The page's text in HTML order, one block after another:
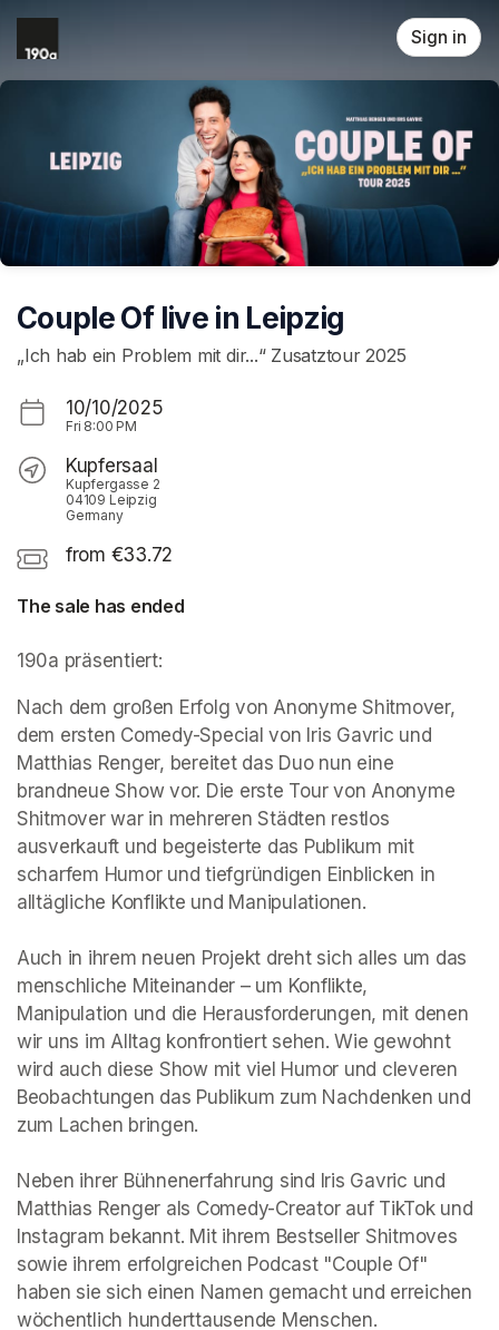
Skip header
Sign in
Couple Of live in Leipzig
„Ich hab ein Problem mit dir...“ Zusatztour 2025
10/10/2025
Fri 8:00 PM
Kupfersaal
Kupfergasse 2
04109 Leipzig
Germany
from €33.72
The sale has ended
190a präsentiert:
Nach dem großen Erfolg von Anonyme Shitmover,
dem ersten Comedy-Special von Iris Gavric und
Matthias Renger, bereitet das Duo nun eine
brandneue Show vor. Die erste Tour von Anonyme
Shitmover war in mehreren Städten restlos
ausverkauft und begeisterte das Publikum mit
scharfem Humor und tiefgründigen Einblicken in
alltägliche Konflikte und Manipulationen.
Auch in ihrem neuen Projekt dreht sich alles um das
menschliche Miteinander – um Konflikte,
Manipulation und die Herausforderungen, mit denen
wir uns im Alltag konfrontiert sehen. Wie gewohnt
wird auch diese Show mit viel Humor und cleveren
Beobachtungen das Publikum zum Nachdenken und
zum Lachen bringen.
Neben ihrer Bühnenerfahrung sind Iris Gavric und
Matthias Renger als Comedy-Creator auf TikTok und
Instagram bekannt. Mit ihrem Bestseller Shitmoves
sowie ihrem erfolgreichen Podcast "Couple Of"
haben sie sich einen Namen gemacht und erreichen
wöchentlich hunderttausende Menschen.